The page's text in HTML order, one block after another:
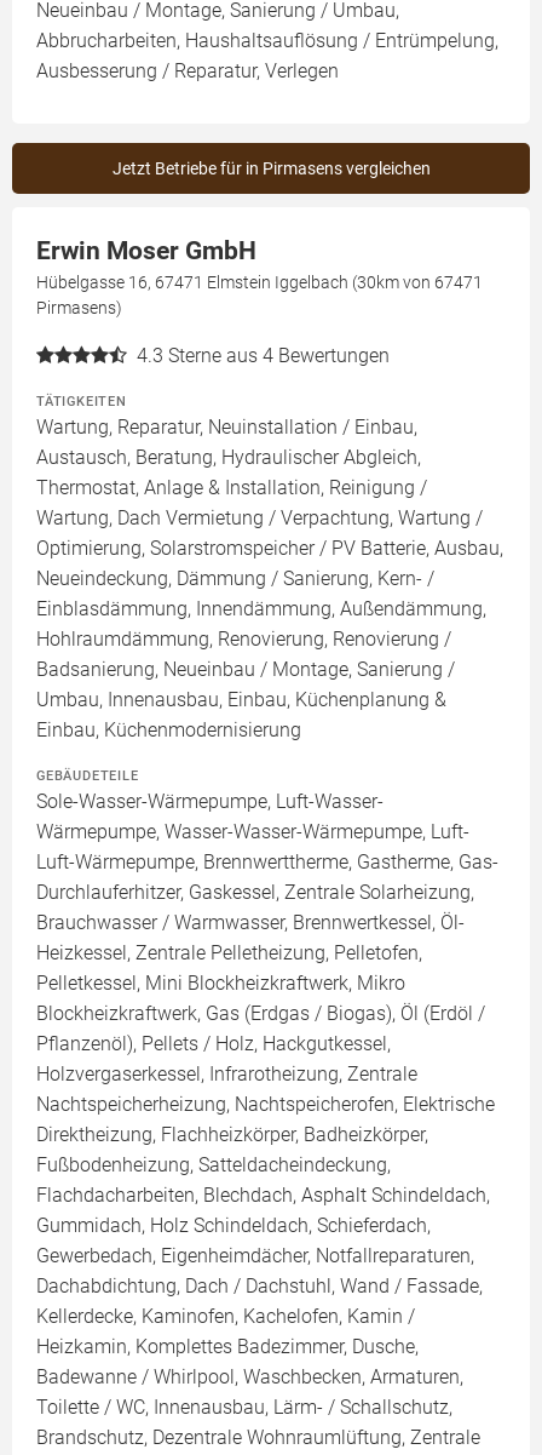
Neueinbau / Montage, Sanierung / Umbau,
Abbrucharbeiten, Haushaltsauflösung / Entrümpelung,
Ausbesserung / Reparatur, Verlegen
Jetzt Betriebe für in Pirmasens vergleichen
Erwin Moser GmbH
Hübelgasse 16, 67471 Elmstein Iggelbach (30km von 67471
Pirmasens)
4.3 Sterne aus 4 Bewertungen
TÄTIGKEITEN
Wartung, Reparatur, Neuinstallation / Einbau,
Austausch, Beratung, Hydraulischer Abgleich,
Thermostat, Anlage & Installation, Reinigung /
Wartung, Dach Vermietung / Verpachtung, Wartung /
Optimierung, Solarstromspeicher / PV Batterie, Ausbau,
Neueindeckung, Dämmung / Sanierung, Kern- /
Einblasdämmung, Innendämmung, Außendämmung,
Hohlraumdämmung, Renovierung, Renovierung /
Badsanierung, Neueinbau / Montage, Sanierung /
Umbau, Innenausbau, Einbau, Küchenplanung &
Einbau, Küchenmodernisierung
GEBÄUDETEILE
Sole-Wasser-Wärmepumpe, Luft-Wasser-
Wärmepumpe, Wasser-Wasser-Wärmepumpe, Luft-
Luft-Wärmepumpe, Brennwerttherme, Gastherme, Gas-
Durchlauferhitzer, Gaskessel, Zentrale Solarheizung,
Brauchwasser / Warmwasser, Brennwertkessel, Öl-
Heizkessel, Zentrale Pelletheizung, Pelletofen,
Pelletkessel, Mini Blockheizkraftwerk, Mikro
Blockheizkraftwerk, Gas (Erdgas / Biogas), Öl (Erdöl /
Pflanzenöl), Pellets / Holz, Hackgutkessel,
Holzvergaserkessel, Infrarotheizung, Zentrale
Nachtspeicherheizung, Nachtspeicherofen, Elektrische
Direktheizung, Flachheizkörper, Badheizkörper,
Fußbodenheizung, Satteldacheindeckung,
Flachdacharbeiten, Blechdach, Asphalt Schindeldach,
Gummidach, Holz Schindeldach, Schieferdach,
Gewerbedach, Eigenheimdächer, Notfallreparaturen,
Dachabdichtung, Dach / Dachstuhl, Wand / Fassade,
Kellerdecke, Kaminofen, Kachelofen, Kamin /
Heizkamin, Komplettes Badezimmer, Dusche,
Badewanne / Whirlpool, Waschbecken, Armaturen,
Toilette / WC, Innenausbau, Lärm- / Schallschutz,
Brandschutz, Dezentrale Wohnraumlüftung, Zentrale